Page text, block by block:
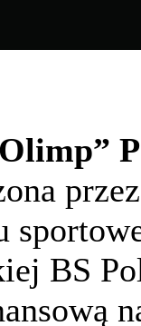
BS